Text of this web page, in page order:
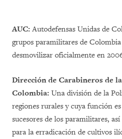
AUC:Autodefensas Unidas de
grupos paramilitares de
desmovilizar oficialmente en
Dirección de Carabineros de
Colombia: Una división de la
regiones rurales y cuya función
sucesores de los paramilitares,
para la erradicación de cultivos